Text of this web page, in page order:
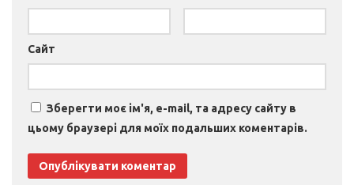
Сайт
Зберегти моє ім'я, e-mail, та адресу сайту в
цьому браузері для моїх подальших коментарів.